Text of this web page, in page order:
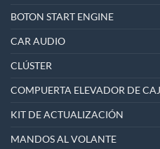
BOTON START ENGINE
CAR AUDIO
CLÚSTER
COMPUERTA ELEVADOR DE
KIT DE ACTUALIZACIÓN
MANDOS AL VOLANTE